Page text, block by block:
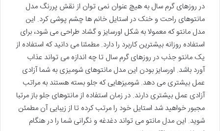
در روزهای گرم سال به هیچ عنوان نمی توان از نقش پررنگ مدل
مانتوهای راحت و خنک در استایل خانم ها چشم پوشی کرد. این
مدل مانتو که معمولا به شکل اورسایز و گشاد طراحی می شود، برای
استفاده روزانه بیشترین کاربرد را دارد. مطمئنا می دانید که استفاده از
یک مانتو جذب در روزهای گرم سال تا چه اندازه می تواند عذاب
آورد باشد. اورسایز بودن این مدل مانتوهای شومیزی به شما آزادی
عمل بیشتری می دهد. شومیزهایی که جلو بسته هستند به مراتب
آزادی عمل بیشتری دارند. در زمان استفاده از مانتوهای جلو باز مرتبا
مجبور خواهید شد استایل خود را مرتب کرده تا از زیبایی آن مطمئن
شوید. این مدل مانتو می تواند دغدغه و نگرانی شما را در هنگام